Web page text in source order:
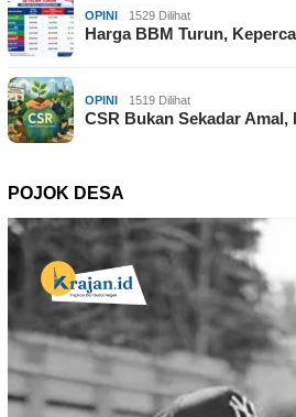
OPINI 1529 Dilihat
Harga BBM Turun,
OPINI 1519 Dilihat
CSR Bukan Sekadar
POJOK DESA